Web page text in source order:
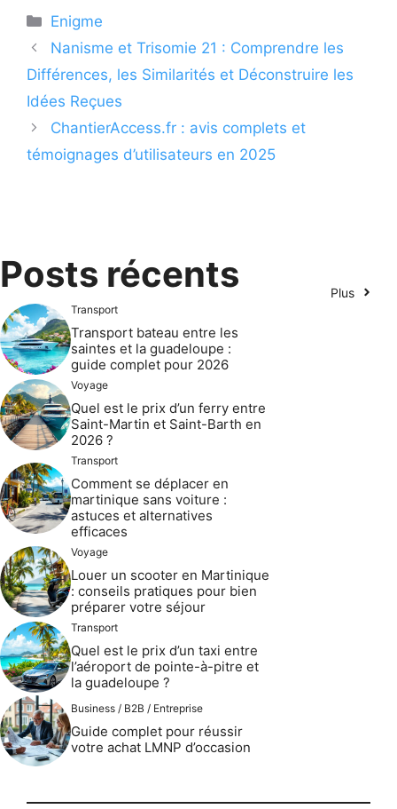
Catégories
Enigme
Nanisme et Trisomie 21 : Comprendre les
Différences, les Similarités et Déconstruire les
Idées Reçues
ChantierAccess.fr : avis complets et
témoignages d’utilisateurs en 2025
Posts récents Plus
Transport
Transport bateau entre les
saintes et la guadeloupe :
guide complet pour 2026
Voyage
Quel est le prix d’un ferry entre
Saint-Martin et Saint-Barth en
2026 ?
Transport
Comment se déplacer en
martinique sans voiture :
astuces et alternatives
efficaces
Voyage
Louer un scooter en Martinique
: conseils pratiques pour bien
préparer votre séjour
Transport
Quel est le prix d’un taxi entre
l’aéroport de pointe-à-pitre et
la guadeloupe ?
Business / B2B / Entreprise
Guide complet pour réussir
votre achat LMNP d’occasion